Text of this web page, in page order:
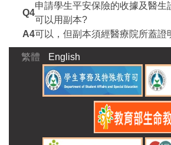
Q4
申請學生平安保險的收據及醫生
可以用副本?
A4可以，但副本須經醫療院所蓋證
繁體 English